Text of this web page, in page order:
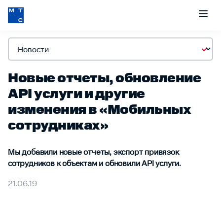
Новые отчеты, обновление
API услуги и другие
изменения в «Мобильных
сотрудниках»
Мы добавили новые отчеты, экспорт привязок
сотрудников к объектам и обновили API услуги.
21.06.19